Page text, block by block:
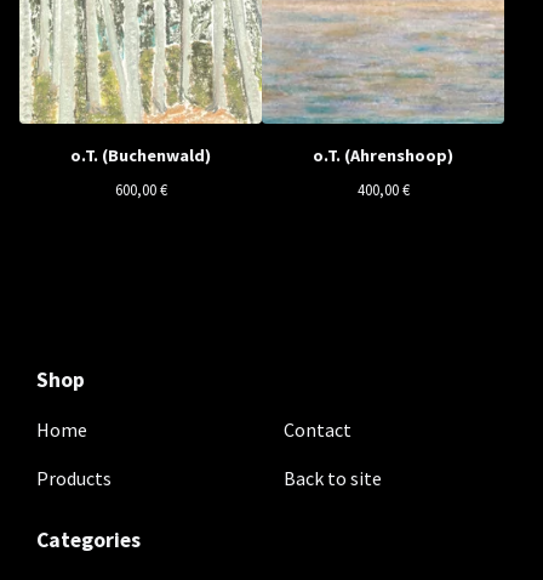
o.T. (Buchenwald)
600,00€
o.T. (Ahrenshoop)
400,00€
Shop
Home
Products
Contact
Back to site
Categories